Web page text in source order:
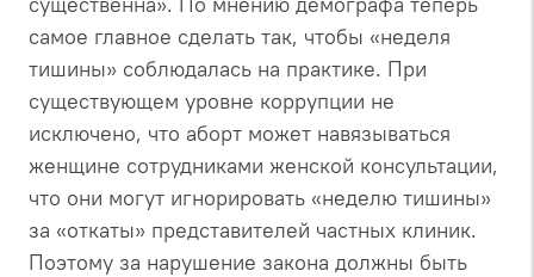
самое главное сделать так, чтобы «неделя
тишины» соблюдалась на практике. При
существующем уровне коррупции не
исключено, что аборт может навязываться
женщине сотрудниками женской консультации,
что они могут игнорировать «неделю тишины»
за «откаты» представителей частных клиник.
Поэтому за нарушение закона должны быть